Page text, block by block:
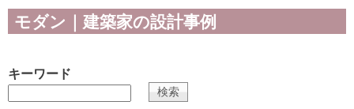
モダン｜建築家の設計事例
キーワード